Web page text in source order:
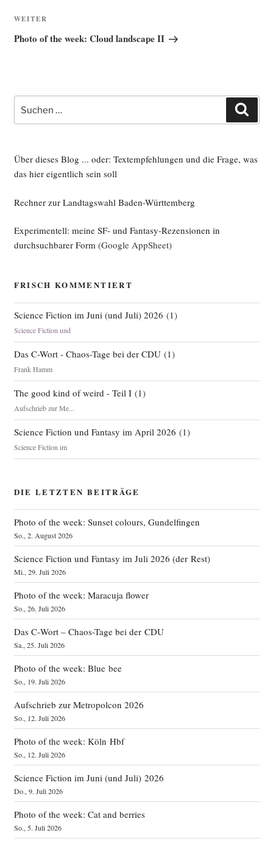
Nächster
Beitrag
WEITER
Photo of the week: Cloud landscape II
nach:
Über dieses Blog ... oder: Textempfehlungen und die Frage, was
das hier eigentlich sein soll
Rechner zur Landtagswahl Baden-Württemberg
Experimentell: meine SF- und Fantasy-Rezensionen in
durchsuchbarer Form(Google AppSheet)
FRISCH KOMMENTIERT
Science Fiction im Juni (und Juli) 2026 (1)
Science Fiction und
Das C-Wort - Chaos-Tage bei der CDU(1)
Frank Hamm
The good kind of weird - Teil I(1)
Aufschrieb zur Me...
Science Fiction und Fantasy im April 2026 (1)
Science Fiction im
DIE LETZTEN BEITRÄGE
Photo of the week: Sunset colours, Gundelfingen
So., 2. August 2026
Science Fiction und Fantasy im Juli 2026 (der Rest)
Mi., 29. Juli 2026
Photo of the week: Maracuja flower
So., 26. Juli 2026
Das C‑Wort – Chaos-Tage bei der CDU
Sa., 25. Juli 2026
Photo of the week: Blue bee
So., 19. Juli 2026
Aufschrieb zur Metropolcon 2026
So., 12. Juli 2026
Photo of the week: Köln Hbf
So., 12. Juli 2026
Science Fiction im Juni (und Juli) 2026
Do., 9. Juli 2026
Photo of the week: Cat and berries
So., 5. Juli 2026